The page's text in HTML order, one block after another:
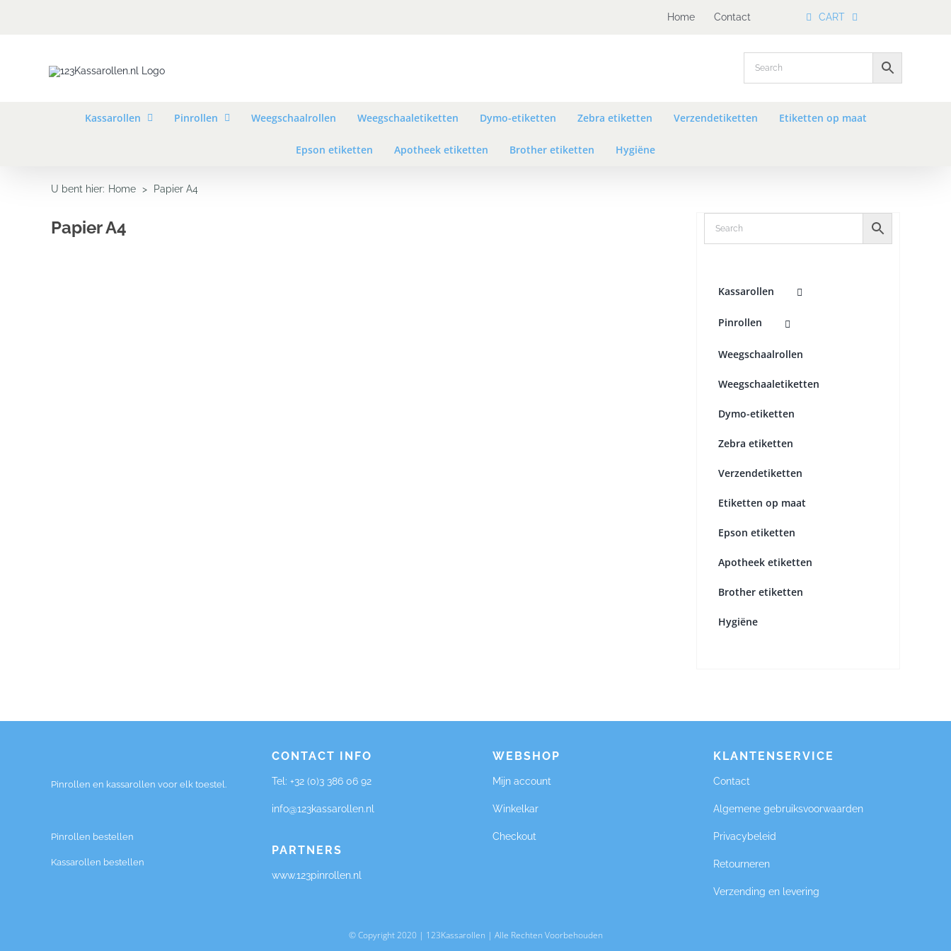
Home Contact CART
Kassarollen Pinrollen Weegschaalrollen Weegschaaletiketten Dymo-etiketten Zebra etiketten Verzendetiketten Etiketten op maat
Epson etiketten Apotheek etiketten Brother etiketten Hygiëne
U bent hier: Home > Papier A4
Papier A4
Kassarollen
Pinrollen
Weegschaalrollen
Weegschaaletiketten
Dymo-etiketten
Zebra etiketten
Verzendetiketten
Etiketten op maat
Epson etiketten
Apotheek etiketten
Brother etiketten
Hygiëne
Pinrollen en kassarollen voor elk toestel.
Pinrollen bestellen
Kassarollen bestellen
CONTACT INFO
Tel: +32 (0)3 386 06 92
info@123kassarollen.nl
PARTNERS
www.123pinrollen.nl
WEBSHOP
Mijn account
Winkelkar
Checkout
KLANTENSERVICE
Contact
Algemene gebruiksvoorwaarden
Privacybeleid
Retourneren
Verzending en levering
© Copyright 2020 | 123Kassarollen | Alle Rechten Voorbehouden